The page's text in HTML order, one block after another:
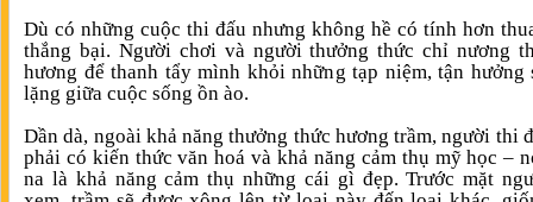
Dù có những cuộc thi đấu nhưng không hề có tính hơn
thắng bại. Người chơi và người thưởng thức chỉ nương
hương để thanh tẩy mình khỏi những tạp niệm, tận hưởng
lặng giữa cuộc sống ồn ào.
Dần dà, ngoài khả năng thưởng thức hương trầm, người thi
phải có kiến thức văn hoá và khả năng cảm thụ mỹ học –
na là khả năng cảm thụ những cái gì đẹp. Trước mặt